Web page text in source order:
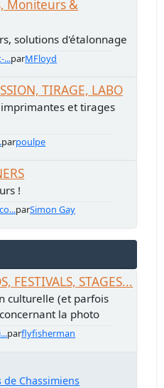
Moniteurs &
solutions d'étalonnage
...parMFloyd
TIRAGE, LABO
imprimantes et tirages
parpoulpe
!
parSimon Gay
FESTIVALS, STAGES...
culturelle (et parfois
la photo
parflyfisherman
de Chassimiens